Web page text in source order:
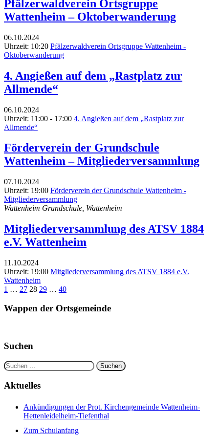
Pfälzerwaldverein Ortsgruppe
Wattenheim – Oktoberwanderung
06.10.2024
Uhrzeit: 10:20 Pfälzerwaldverein Ortsgruppe Wattenheim -
Oktoberwanderung
4. Angießen auf dem „Rastplatz zur
Allmende“
06.10.2024
Uhrzeit: 11:00 - 17:00 4. Angießen auf dem „Rastplatz zur
Allmende“
Förderverein der Grundschule
Wattenheim – Mitgliederversammlung
07.10.2024
Uhrzeit: 19:00 Förderverein der Grundschule Wattenheim -
Mitgliederversammlung
Wattenheim Grundschule, Wattenheim
Mitgliederversammlung des ATSV 1884
e.V. Wattenheim
11.10.2024
Uhrzeit: 19:00 Mitgliederversammlung des ATSV 1884 e.V.
Wattenheim
Seitennummerierung
der
Beiträge
1 … 27 28 29 … 40
Wappen der Ortsgemeinde
Suchen
Suchen
nach:
Aktuelles
Ankündigungen der Prot. Kirchengemeinde Wattenheim-
Hettenleidelheim-Tiefenthal
Zum Schulanfang